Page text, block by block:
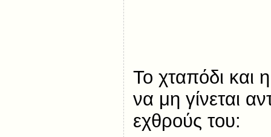
Το χταπόδι και
να μη γίνεται
εχθρούς του: